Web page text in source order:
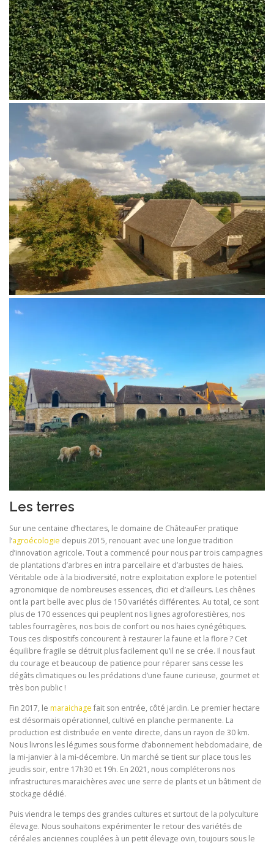
Les terres
Sur une centaine d’hectares, le domaine de ChâteauFer pratique
l’agroécologie depuis 2015, renouant avec une longue tradition
d’innovation agricole. Tout a commencé pour nous par trois campagnes
de plantations d’arbres en intra parcellaire et d’arbustes de haies.
Véritable ode à la biodiversité, notre exploitation explore le potentiel
agronomique de nombreuses essences, d’ici et d’ailleurs. Les chênes
ont la part belle avec plus de 150 variétés différentes. Au total, ce sont
plus de 170 essences qui peuplent nos lignes agroforestières, nos
tables fourragères, nos bois de confort ou nos haies cynégétiques.
Tous ces dispositifs concourent à restaurer la faune et la flore ? Cet
équilibre fragile se détruit plus facilement qu’il ne se crée. Il nous faut
du courage et beaucoup de patience pour réparer sans cesse les
dégâts climatiques ou les prédations d’une faune curieuse, gourmet et
très bon public !
Fin 2017, le maraichage fait son entrée, côté jardin. Le premier hectare
est désormais opérationnel, cultivé en planche permanente. La
production est distribuée en vente directe, dans un rayon de 30 km.
Nous livrons les légumes sous forme d’abonnement hebdomadaire, de
la mi-janvier à la mi-décembre. Un marché se tient sur place tous les
jeudis soir, entre 17h30 et 19h. En 2021, nous compléterons nos
infrastructures maraichères avec une serre de plants et un bâtiment de
stockage dédié.
Puis viendra le temps des grandes cultures et surtout de la polyculture
élevage. Nous souhaitons expérimenter le retour des variétés de
céréales anciennes couplées à un petit élevage ovin, toujours sous le